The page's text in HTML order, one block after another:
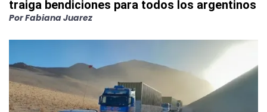
traiga bendiciones para todos los argentinos
PorFabiana Juarez